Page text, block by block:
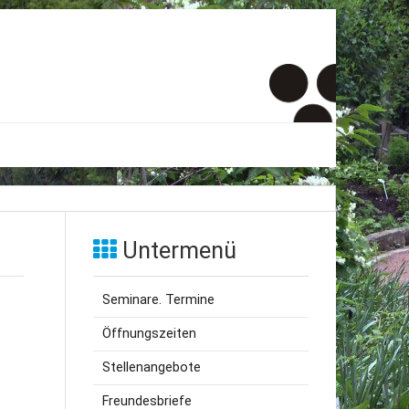
Untermenü
Seminare. Termine
Öffnungszeiten
Stellenangebote
Freundesbriefe